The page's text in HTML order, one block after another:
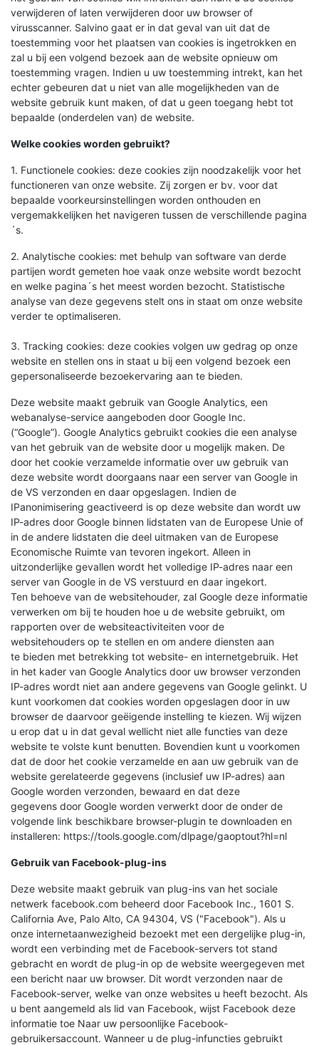
verwijderen of laten verwijderen door uw browser of
virusscanner. Salvino gaat er in dat geval van uit dat de
toestemming voor het plaatsen van cookies is ingetrokken en
zal u bij een volgend bezoek aan de website opnieuw om
toestemming vragen. Indien u uw toestemming intrekt, kan het
echter gebeuren dat u niet van alle mogelijkheden van de
website gebruik kunt maken, of dat u geen toegang hebt tot
bepaalde (onderdelen van) de website.
Welke cookies worden gebruikt?
1. Functionele cookies: deze cookies zijn noodzakelijk voor het
functioneren van onze website. Zij zorgen er bv. voor dat
bepaalde voorkeursinstellingen worden onthouden en
vergemakkelijken het navigeren tussen de verschillende pagina
´s.
2. Analytische cookies: met behulp van software van derde
partijen wordt gemeten hoe vaak onze website wordt bezocht
en welke pagina´s het meest worden bezocht. Statistische
analyse van deze gegevens stelt ons in staat om onze website
verder te optimaliseren.
3. Tracking cookies: deze cookies volgen uw gedrag op onze
website en stellen ons in staat u bij een volgend bezoek een
gepersonaliseerde bezoekervaring aan te bieden.
Deze website maakt gebruik van Google Analytics, een
webanalyse-service aangeboden door Google Inc.
(“Google”). Google Analytics gebruikt cookies die een analyse
van het gebruik van de website door u mogelijk maken. De
door het cookie verzamelde informatie over uw gebruik van
deze website wordt doorgaans naar een server van Google in
de VS verzonden en daar opgeslagen. Indien de
IPanonimisering geactiveerd is op deze website dan wordt uw
IP-adres door Google binnen lidstaten van de Europese Unie of
in de andere lidstaten die deel uitmaken van de Europese
Economische Ruimte van tevoren ingekort. Alleen in
uitzonderlijke gevallen wordt het volledige IP-adres naar een
server van Google in de VS verstuurd en daar ingekort.
Ten behoeve van de websitehouder, zal Google deze informatie
verwerken om bij te houden hoe u de website gebruikt, om
rapporten over de websiteactiviteiten voor de
websitehouders op te stellen en om andere diensten aan
te bieden met betrekking tot website- en internetgebruik. Het
in het kader van Google Analytics door uw browser verzonden
IP-adres wordt niet aan andere gegevens van Google gelinkt. U
kunt voorkomen dat cookies worden opgeslagen door in uw
browser de daarvoor geëigende instelling te kiezen. Wij wijzen
u erop dat u in dat geval wellicht niet alle functies van deze
website te volste kunt benutten. Bovendien kunt u voorkomen
dat de door het cookie verzamelde en aan uw gebruik van de
website gerelateerde gegevens (inclusief uw IP-adres) aan
Google worden verzonden, bewaard en dat deze
gegevens door Google worden verwerkt door de onder de
volgende link beschikbare browser-plugin te downloaden en
installeren: https://tools.google.com/dlpage/gaoptout?hl=nl
Gebruik van Facebook-plug-ins
Deze website maakt gebruik van plug-ins van het sociale
netwerk facebook.com beheerd door Facebook Inc., 1601 S.
California Ave, Palo Alto, CA 94304, VS ("Facebook"). Als u
onze internetaanwezigheid bezoekt met een dergelijke plug-in,
wordt een verbinding met de Facebook-servers tot stand
gebracht en wordt de plug-in op de website weergegeven met
een bericht naar uw browser. Dit wordt verzonden naar de
Facebook-server, welke van onze websites u heeft bezocht. Als
u bent aangemeld als lid van Facebook, wijst Facebook deze
informatie toe Naar uw persoonlijke Facebook-
gebruikersaccount. Wanneer u de plug-infuncties gebruikt